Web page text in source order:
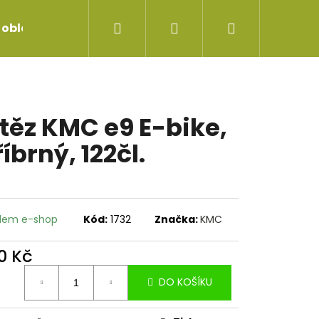
Servis jízdních kol Repase
Přihlášení
KMC e9 E-bike,
122čl.
e-shop Kód: 1732 Značka:KMC
Kč
DO KOŠÍKU
SDG TELLIS